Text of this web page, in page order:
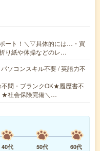
ート！＼▽具体的には…・買
り紙や体操などのレ…
ソコンスキル不要 / 英語力不
問・ブランクOK★履歴書不
★社会保険完備＼…
40代 50代
60代